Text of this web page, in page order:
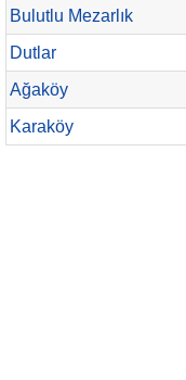
Bulutlu Mezarlık
Dutlar
Ağaköy
Karaköy